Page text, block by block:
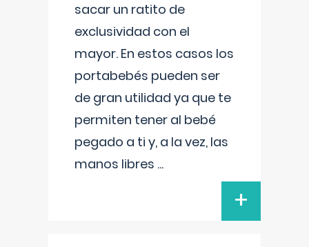
sacar un ratito de
exclusividad con el
mayor. En estos casos los
portabebés pueden ser
de gran utilidad ya que te
permiten tener al bebé
pegado a ti y, a la vez, las
manos libres ...
+